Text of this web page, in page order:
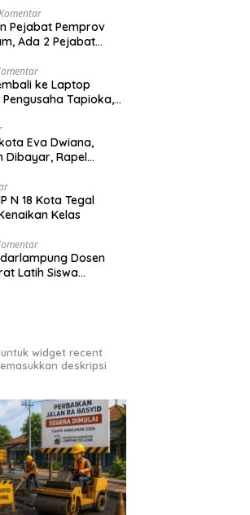
Pejabat Pemprov
Ada 2 Pejabat
ke Laptop
Tapioka,
Eva Dwiana,
Dibayar, Rapel
N 18 Kota Tegal
Kelas
Dosen
Latih Siswa
widget recent
deskripsi